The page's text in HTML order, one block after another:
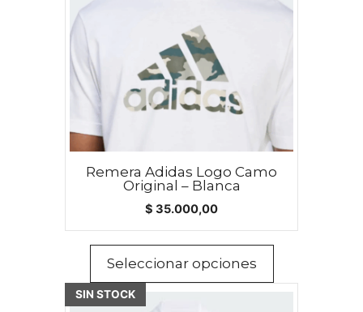
Remera Adidas Logo Camo
Original – Blanca
$ 35.000,00
Seleccionar opciones
variantes.
Las
opciones
se
pueden
en
la
página
SIN STOCK